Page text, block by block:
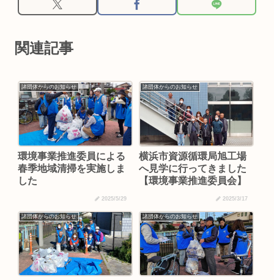
関連記事
諸団体からのお知らせ
環境事業推進委員による
春季地域清掃を実施しま
した
2025/5/29
諸団体からのお知らせ
横浜市資源循環局旭工場
へ見学に行ってきました
【環境事業推進委員会】
2025/3/17
諸団体からのお知らせ 諸団体からのお知らせ